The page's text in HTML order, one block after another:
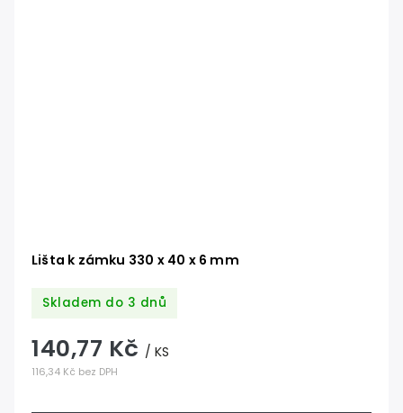
Lišta k zámku 330 x 40 x 6 mm
Skladem do 3 dnů
116,34 Kč bez DPH
140,77 Kč / KS